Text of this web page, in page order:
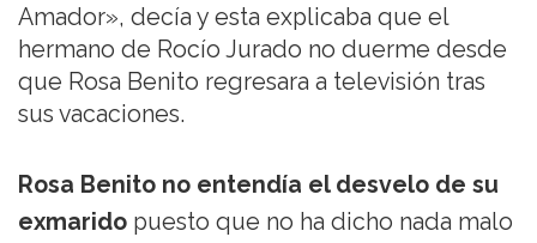
Amador», decía y esta explicaba que el
hermano de Rocío Jurado no duerme desde
que Rosa Benito regresara a televisión tras
sus vacaciones.
Rosa Benito no entendía el desvelo de su
exmarido puesto que no ha dicho nada malo